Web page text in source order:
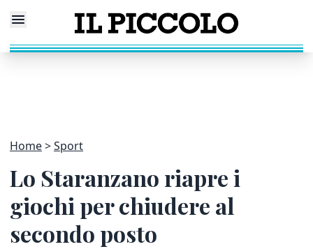
Home Sport
Lo Staranzano riapre i
giochi per chiudere al
secondo posto